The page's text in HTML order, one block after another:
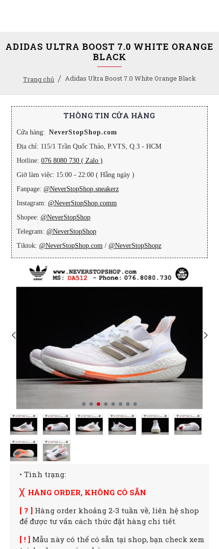
Trang chủ Adidas Ultra Boost 7.0 White Orange Black
ADIDAS ULTRA BOOST 7.0 WHITE ORANGE
BLACK
THÔNG TIN CỬA HÀNG
Cửa hàng: NeverStopShop.com
Địa chỉ: 115/1 Trần Quốc Thảo, P.VTS, Q.3 - HCM
Hotline: 076 8080 730 ( Zalo )
Giờ làm việc: 15:00 - 22:00 ( Hằng ngày )
Fanpage: @NeverStopShop.sneakerz
Instagram: @NeverStopShop.comm
Shopee: @NeverStopShop
Telegram: @NeverStopShop
Tiktok: @NeverStopShop.com / @NeverStopShopz
• Tình trạng:
╳ HÀNG ORDER, KHÔNG CÓ SẴN
[ ? ] Hàng order khoảng 2-3 tuần về, liên hệ shop
để được tư vấn cách thức đặt hàng chi tiết.
[ ! ] Mẫu này có thể có sẵn tại shop, bạn check xem